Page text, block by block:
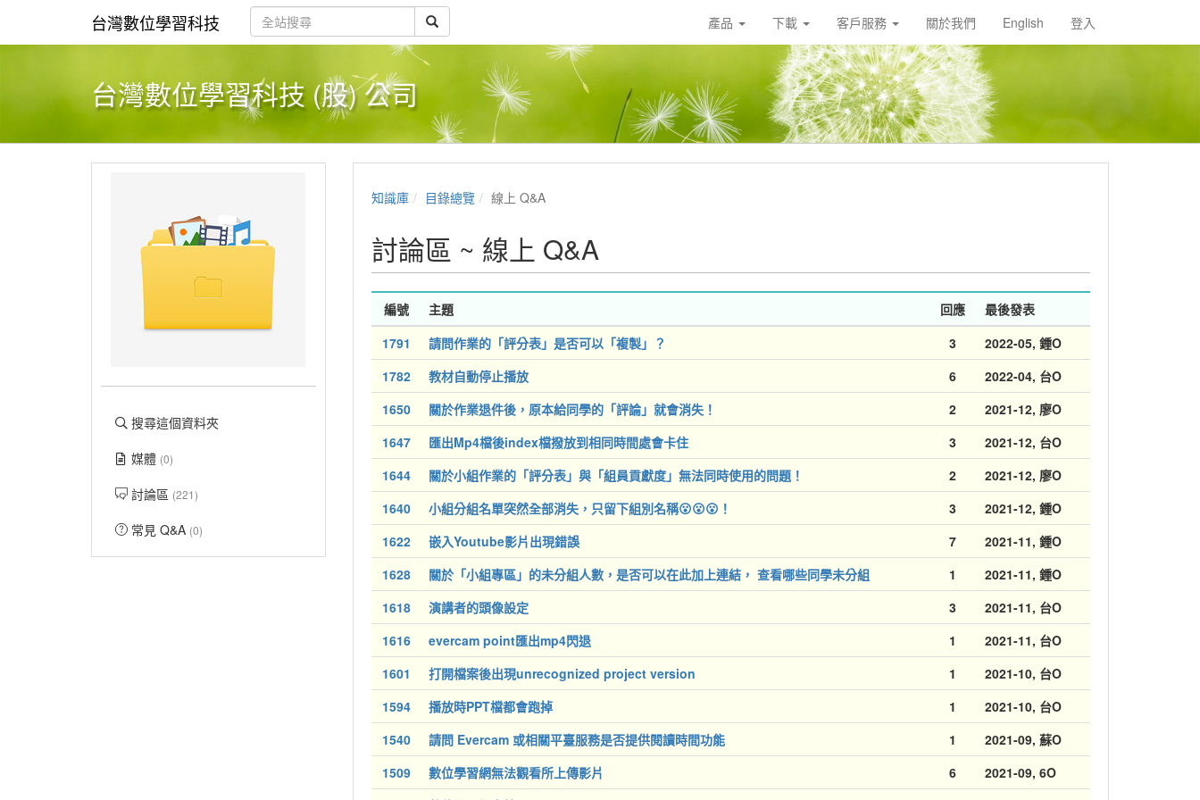
台灣數位學習科技 產品 下載 客戶服務 關於我們 English 登入
台灣數位學習科技 (股) 公司
搜尋這個資料夾
媒體 (0)
討論區 (221)
常見 Q&A (0)
知識庫 目錄總覽 線上 Q&A
討論區 ~ 線上 Q&A
編號 最後發表
回應
主題
1791
2022-05, 鍾O
3
請問作業的「評分表」是否可以「複製」？
1782
2022-04, 台O
6
教材自動停止播放
1650
2021-12, 廖O
2
關於作業退件後，原本給同學的「評論」就會消失！
1647
2021-12, 台O
3
匯出Mp4檔後index檔撥放到相同時間處會卡住
1644
2021-12, 廖O
2
關於小組作業的「評分表」與「組員貢獻度」無法同時使用的問題！
1640
2021-12, 鍾O
3
小組分組名單突然全部消失，只留下組別名稱😮😮😮！
1622
2021-11, 鍾O
7
嵌入Youtube影片出現錯誤
1628
2021-11, 鍾O
1
關於「小組專區」的未分組人數，是否可以在此加上連結， 查看哪些同學未分組
1618
2021-11, 台O
3
演講者的頭像設定
1616
2021-11, 台O
1
evercam point匯出mp4閃退
1601
2021-10, 台O
1
打開檔案後出現unrecognized project version
1594
2021-10, 台O
1
播放時PPT檔都會跑掉
1540
2021-09, 蘇O
1
請問 Evercam 或相關平臺服務是否提供閱讀時間功能
1509
2021-09, 6O
6
數位學習網無法觀看所上傳影片